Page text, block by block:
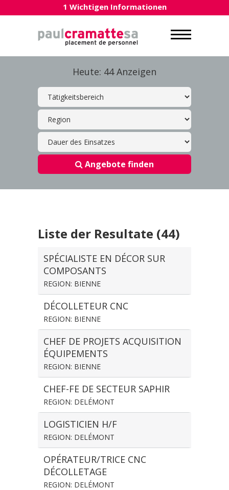
1 Wichtigen Informationen
Heute: 44 Anzeigen
Angebote finden
Liste der Resultate (44)
SPÉCIALISTE EN DÉCOR SUR
COMPOSANTS
REGION: BIENNE
DÉCOLLETEUR CNC
REGION: BIENNE
CHEF DE PROJETS ACQUISITION
ÉQUIPEMENTS
REGION: BIENNE
CHEF-FE DE SECTEUR SAPHIR
REGION: DELÉMONT
LOGISTICIEN H/F
REGION: DELÉMONT
OPÉRATEUR/TRICE CNC
DÉCOLLETAGE
REGION: DELÉMONT